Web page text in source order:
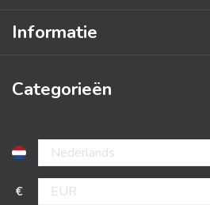
Informatie
Categorieën
€